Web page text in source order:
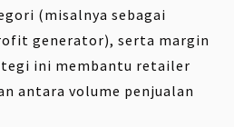
(misalnya sebagai
generator), serta margin
ini membantu retailer
antara volume penjualan